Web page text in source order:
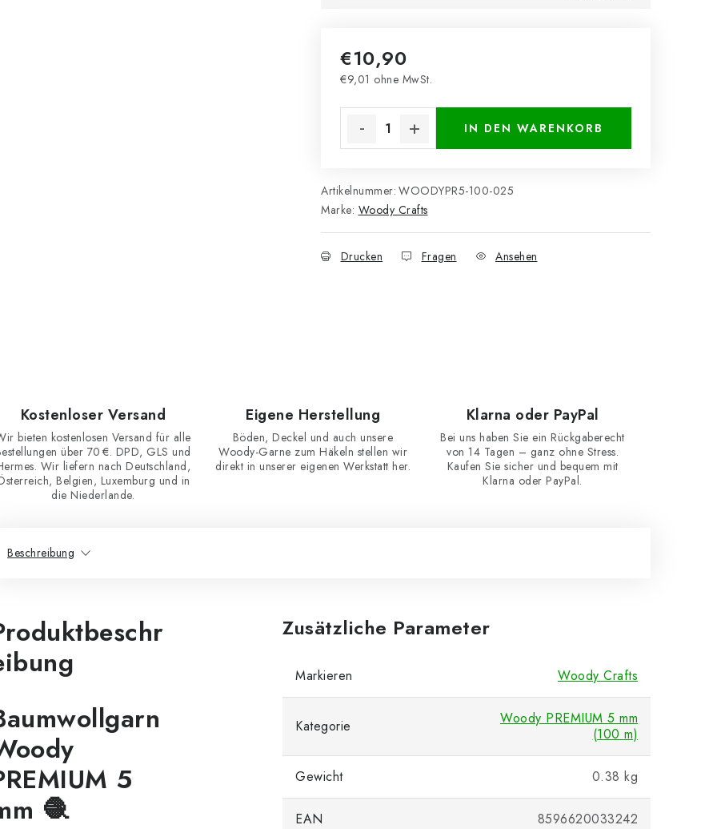
€10,90
€9,01 ohne MwSt.
IN DEN WARENKORB
Artikelnummer: WOODYPR5-100-025
Marke: Woody Crafts
Drucken Fragen Ansehen
Kostenloser Versand
bieten kostenlosen Versand für alle
über 70 €. DPD, GLS und
Wir liefern nach Deutschland,
Belgien, Luxemburg und in
die Niederlande.
Eigene Herstellung
Böden, Deckel und auch unsere
Woody-Garne zum Häkeln stellen wir
direkt in unserer eigenen Werkstatt her.
Klarna oder PayPal
Bei uns haben Sie ein Rückgaberecht
von 14 Tagen – ganz ohne Stress.
Kaufen Sie sicher und bequem mit
Klarna oder PayPal.
Beschreibung
5
🧶
Zusätzliche Parameter
Markieren Woody Crafts
Kategorie
Woody PREMIUM 5 mm
(100 m)
Gewicht 0.38 kg
EAN 8596620033242